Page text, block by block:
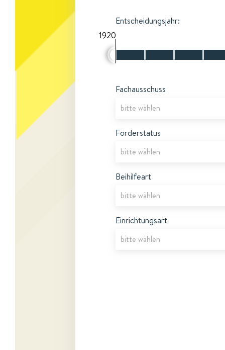
Entscheidungsjahr:
1920
Fachausschuss
Förderstatus
Beihilfeart
Einrichtungsart